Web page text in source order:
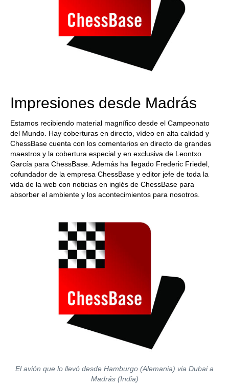
Impresiones desde Madrás
Estamos recibiendo material magnífico desde el Campeonato
del Mundo. Hay coberturas en directo, vídeo en alta calidad y
ChessBase cuenta con los comentarios en directo de grandes
maestros y la cobertura especial y en exclusiva de Leontxo
García para ChessBase. Además ha llegado Frederic Friedel,
cofundador de la empresa ChessBase y editor jefe de toda la
vida de la web con noticias en inglés de ChessBase para
absorber el ambiente y los acontecimientos para nosotros.
El avión que lo llevó desde Hamburgo (Alemania) via Dubai a
Madrás (India)